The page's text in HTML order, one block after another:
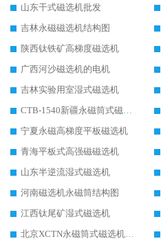
山东干式磁选机批发
吉林永磁磁选机结构图
陕西钛铁矿高梯度磁选机
广西河沙磁选机的电机
吉林实验用室湿式磁选机
CTB-1540新疆永磁筒式磁选机
宁夏永磁高梯度平板磁选机
青海平板式高强磁磁选机
山东半逆流湿式磁选机
河南磁选机永磁筒结构图
江西钛尾矿湿式磁选机
北京XCTN永磁筒式磁选机磁块位置